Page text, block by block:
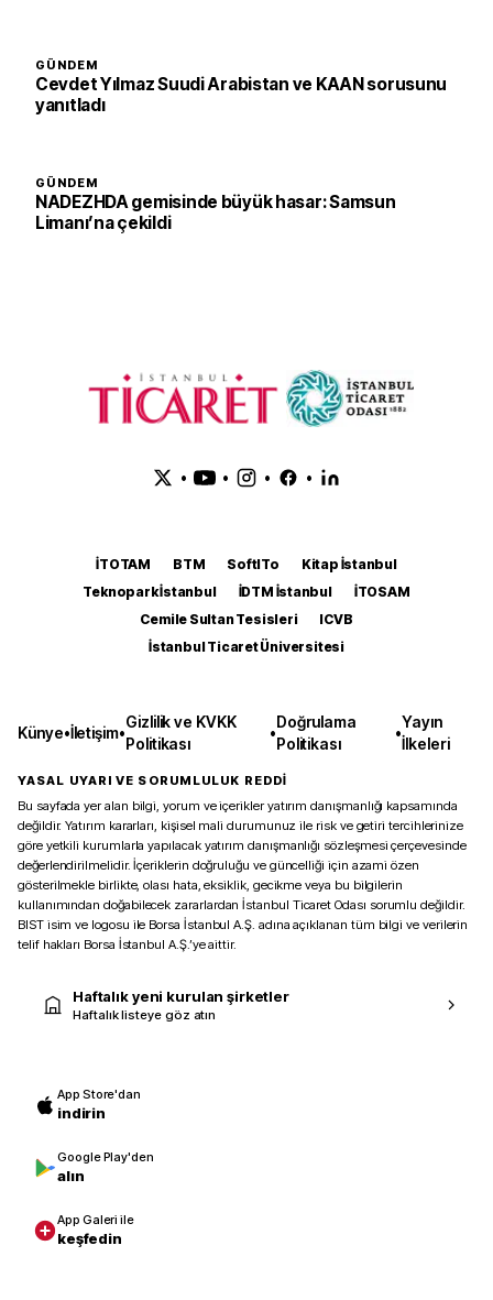
GÜNDEM
Cevdet Yılmaz Suudi Arabistan ve KAAN sorusunu
yanıtladı
GÜNDEM
NADEZHDA gemisinde büyük hasar: Samsun
Limanı’na çekildi
• • • •
İTOTAM BTM SoftITo
Kitap İstanbul
Teknopark İstanbul
İDTM İstanbul
İTOSAM
Cemile Sultan Tesisleri
ICVB
İstanbul Ticaret Üniversitesi
Künye•İletişim•
Gizlilik ve KVKK
Politikası
•
Doğrulama
Politikası
•
Yayın
İlkeleri
YASAL UYARI VE SORUMLULUK REDDİ
Bu sayfada yer alan bilgi, yorum ve içerikler yatırım danışmanlığı kapsamında
değildir. Yatırım kararları, kişisel mali durumunuz ile risk ve getiri tercihlerinize
göre yetkili kurumlarla yapılacak yatırım danışmanlığı sözleşmesi çerçevesinde
değerlendirilmelidir. İçeriklerin doğruluğu ve güncelliği için azami özen
gösterilmekle birlikte, olası hata, eksiklik, gecikme veya bu bilgilerin
kullanımından doğabilecek zararlardan İstanbul Ticaret Odası sorumlu değildir.
BIST isim ve logosu ile Borsa İstanbul A.Ş. adına açıklanan tüm bilgi ve verilerin
telif hakları Borsa İstanbul A.Ş.’ye aittir.
Haftalık yeni kurulan şirketler
Haftalık listeye göz atın
App Store'dan
indirin
Google Play'den
alın
App Galeri ile
keşfedin